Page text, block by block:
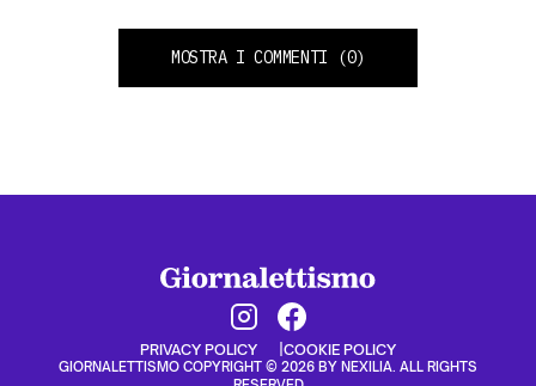
MOSTRA I COMMENTI (0)
PRIVACY POLICY COOKIE POLICY
GIORNALETTISMO COPYRIGHT © 2026 BY NEXILIA. ALL RIGHTS